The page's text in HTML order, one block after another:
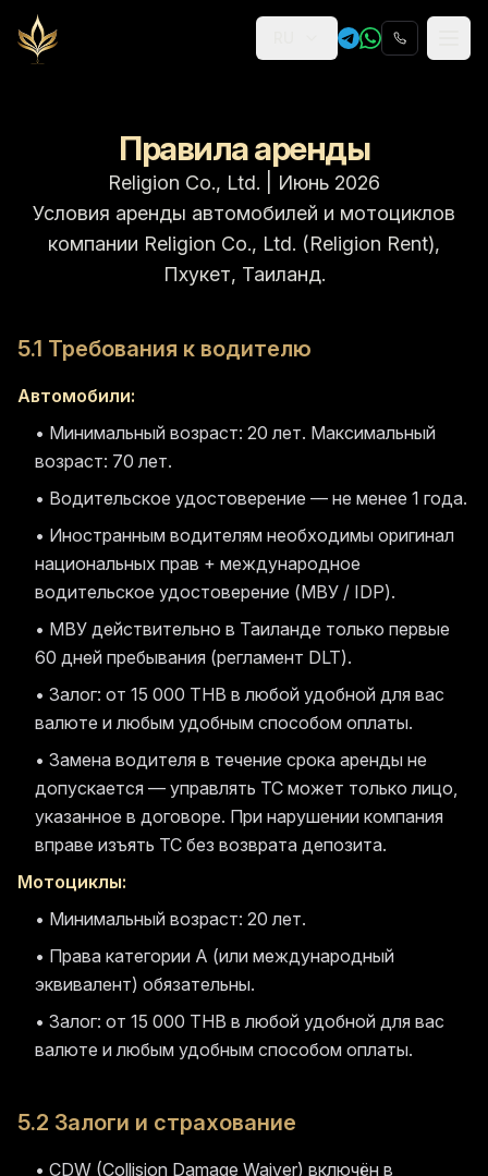
Religion
Правила аренды
Religion Co., Ltd.
Июнь 2026
Условия аренды автомобилей и мотоциклов
компании Religion Co., Ltd. (Religion Rent),
Пхукет, Таиланд.
5.1 Требования к водителю
Автомобили:
• Минимальный возраст: 20 лет. Максимальный
возраст: 70 лет.
• Водительское удостоверение — не менее 1 года.
• Иностранным водителям необходимы оригинал
национальных прав + международное
водительское удостоверение (МВУ / IDP).
• МВУ действительно в Таиланде только первые
60 дней пребывания (регламент DLT).
• Залог: от 15 000 THB в любой удобной для вас
валюте и любым удобным способом оплаты.
• Замена водителя в течение срока аренды не
допускается — управлять ТС может только лицо,
указанное в договоре. При нарушении компания
вправе изъять ТС без возврата депозита.
Мотоциклы:
• Минимальный возраст: 20 лет.
• Права категории A (или международный
эквивалент) обязательны.
• Залог: от 15 000 THB в любой удобной для вас
валюте и любым удобным способом оплаты.
5.2 Залоги и страхование
• CDW (Collision Damage Waiver) включён в